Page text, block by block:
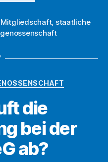
informiert
ihre
bei
der
Mitgliedschaft, staatliche
die
bei der
ab?